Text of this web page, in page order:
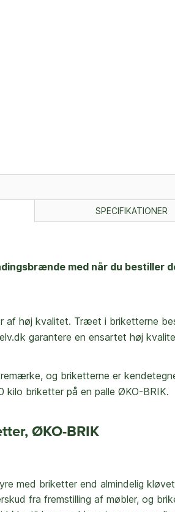
SPECIFIKATIONER
med når du
høj kvalitet. Træet i briketterne
garantere en ensartet høj
og briketterne er
kilo briketter på en palle ØKO-BRIK.
ØKO-BRIK
med briketter end almindelig
fra fremstilling af møbler, og